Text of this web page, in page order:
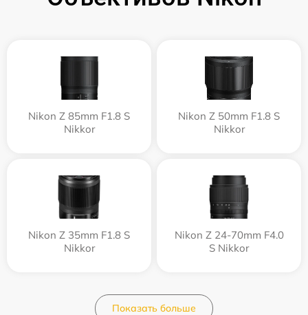
Nikon Z 85mm F1.8 S
Nikkor
Nikon Z 50mm F1.8 S
Nikkor
Nikon Z 35mm F1.8 S
Nikkor
Nikon Z 24-70mm F4.0
S Nikkor
Показать больше